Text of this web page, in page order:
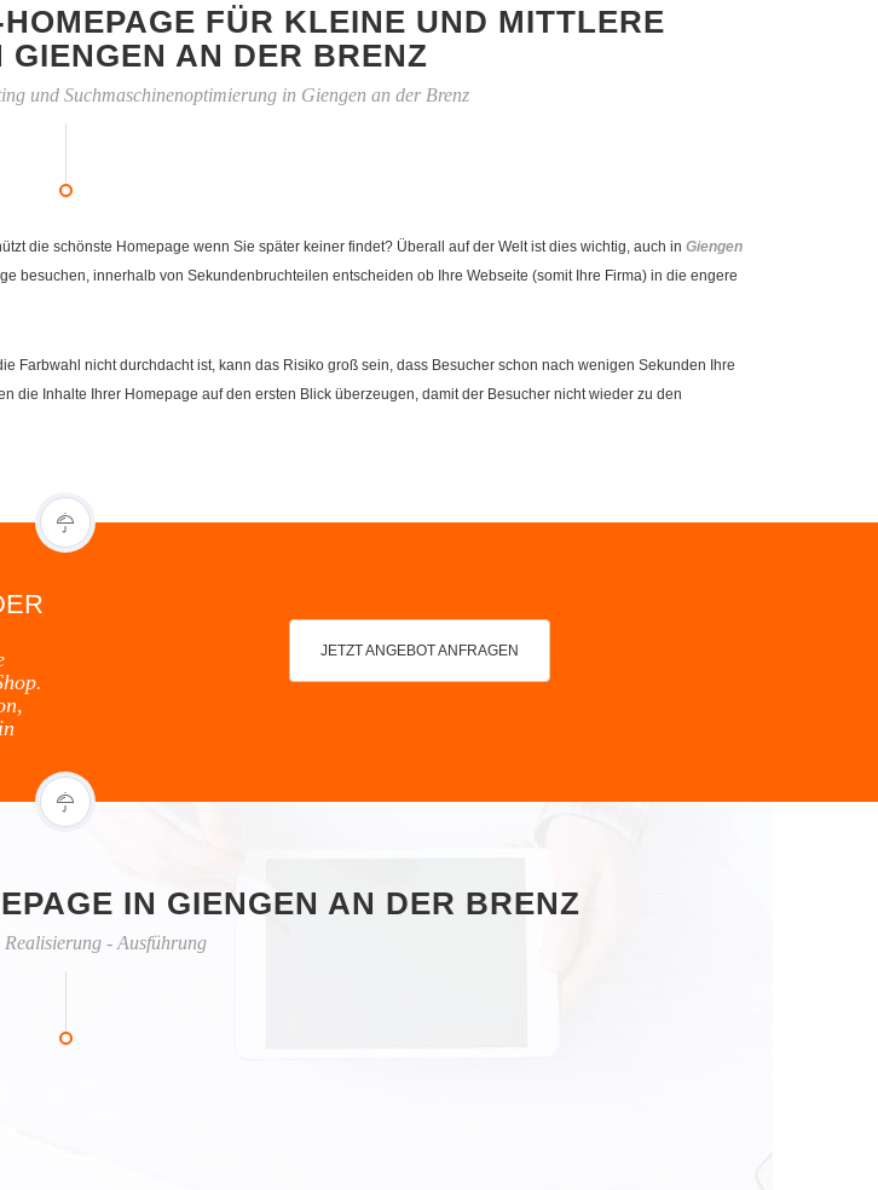
FÜR KLEINE UND MITTLERE
GIENGEN AN DER BRENZ
und Suchmaschinenoptimierung in Giengen an der Brenz
die schönste Homepage wenn Sie später keiner findet? Überall auf der Welt ist dies wichtig, auch in Giengen
besuchen, innerhalb von Sekundenbruchteilen entscheiden ob Ihre Webseite (somit Ihre Firma) in die engere
Farbwahl nicht durchdacht ist, kann das Risiko groß sein, dass Besucher schon nach wenigen Sekunden Ihre
Inhalte Ihrer Homepage auf den ersten Blick überzeugen, damit der Besucher nicht wieder zu den
JETZT ANGEBOT ANFRAGEN
IN GIENGEN AN DER BRENZ
- Ausführung